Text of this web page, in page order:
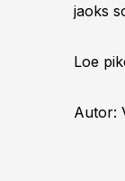
jaoks
Loe
Autor: